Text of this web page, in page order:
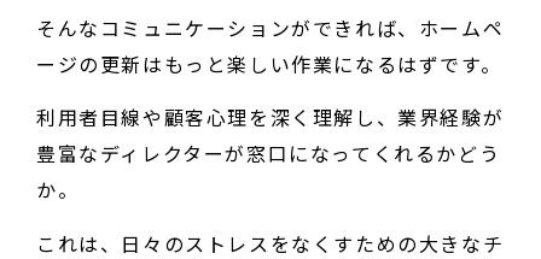
そんなコミュニケーションができれば、ホームペ
ージの更新はもっと楽しい作業になるはずです。
利用者目線や顧客心理を深く理解し、業界経験が
豊富なディレクターが窓口になってくれるかどう
か。
これは、日々のストレスをなくすための大きなチ